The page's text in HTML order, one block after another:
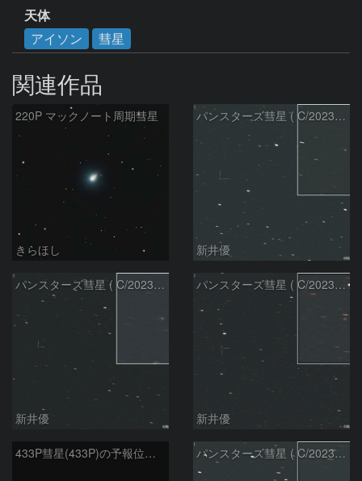
天体
アイソン
彗星
関連作品
220P マックノート周期彗星
きらほし
パンスターズ彗星 ( C/2023R1 )：2026/07/09
新井優
パンスターズ彗星 ( C/2023R1 ) ：2026/07/08
新井優
パンスターズ彗星 ( C/2023R1 ) ：2026/05/20
新井優
433P彗星(433P)の予報位置：2026/05/30 パンスターズ彗星 ( C/2023R1 ) ：2026/05/30